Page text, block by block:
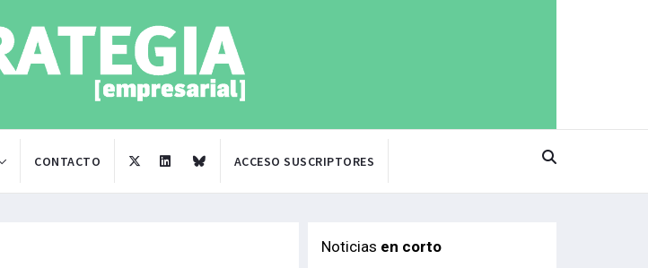
CONTACTO ACCESO SUSCRIPTORES
Noticias en corto